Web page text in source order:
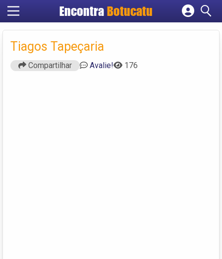
EncontraBotucatu
Cadastrar empresa
Criar conta
Tiagos Tapeçaria
Compartilhar Avalie! 176